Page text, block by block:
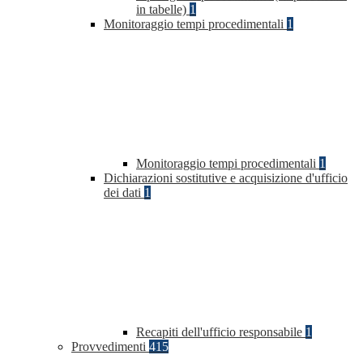
in tabelle) 1
Monitoraggio tempi procedimentali 1
Monitoraggio tempi procedimentali 1
Dichiarazioni sostitutive e acquisizione d'ufficio
dei dati 1
Recapiti dell'ufficio responsabile 1
Provvedimenti 415